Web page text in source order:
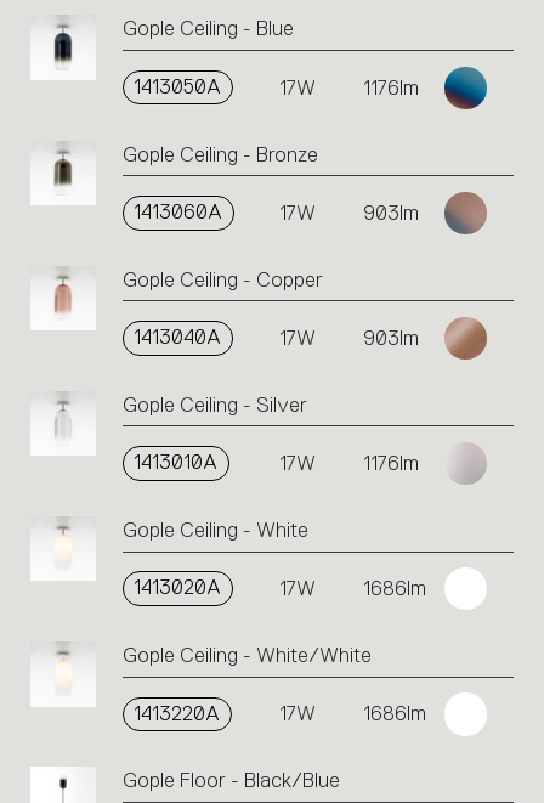
Gople Ceiling - Blue
1413050A 17W 1176lm
Gople Ceiling - Bronze
1413060A 17W 903lm
Gople Ceiling - Copper
1413040A 17W 903lm
Gople Ceiling - Silver
1413010A 17W 1176lm
Gople Ceiling - White
1413020A 17W 1686lm
Gople Ceiling - White/White
1413220A 17W 1686lm
Gople Floor - Black/Blue